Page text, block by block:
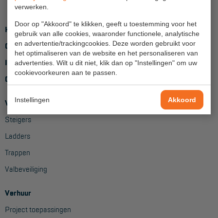
verwerken.
Door op "Akkoord" te klikken, geeft u toestemming voor het
gebruik van alle cookies, waaronder functionele, analytische
en advertentie/trackingcookies. Deze worden gebruikt voor
het optimaliseren van de website en het personaliseren van
advertenties. Wilt u dit niet, klik dan op "Instellingen" om uw
cookievoorkeuren aan te passen.
Instellingen Akkoord
Schilderwerkzaamheden
Gevelrenovatie
Industrieel onderhoud
Telescoop hoogwerkers
Spinhoogwerkers
Schaarhoogwerkers
Autohoogwerkers
Home
Over ons
Inloggen
Contact
Verkoop
Steigers
Ladders
Trappen
Valbeveiliging
Verhuur
Project toepassingen